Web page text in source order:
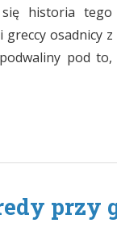
się historia
osadnicy
pod
przy